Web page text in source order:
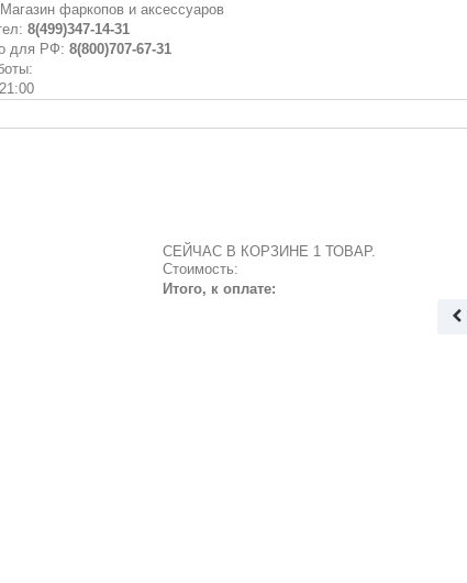
фаркопов и аксессуаров
8(499)347-14-31
для РФ: 8(800)707-67-31
СЕЙЧАС В КОРЗИНЕ 1 ТОВАР.
Стоимость:
Итого, к оплате: